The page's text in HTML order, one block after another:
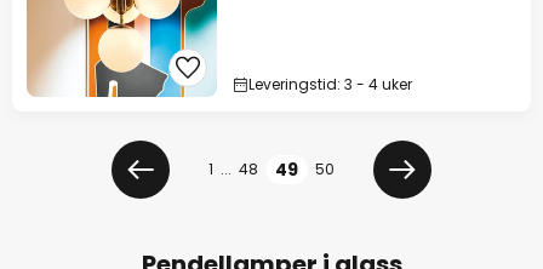
Leveringstid: 3 - 4 uker
Forrige
Side
1 ... 48 49 50
Neste